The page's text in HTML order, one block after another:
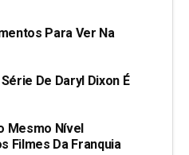
Para Ver Na
De Daryl Dixon É
Mesmo Nível
Filmes Da Franquia